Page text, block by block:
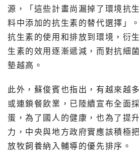
源，「這些計畫尚漏掉了環境抗
料中添加的抗生素的替代選擇」
抗生素的使用和排放到環境，衍
生素的效用逐漸遞減，而對抗細
墊越高。
此外，蘇俊賓也指出，有越來越
或連鎖餐飲業，已陸續宣布全面
蛋，為了國人的健康，也為了提
力，中央與地方政府實應該積極
放牧飼養納入輔導的優先排序。